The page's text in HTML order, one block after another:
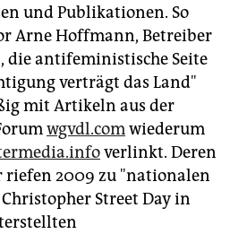
und Publikationen. So
Arne Hoffmann, Betreiber
die antifeministische Seite
verträgt das Land"
mit Artikeln aus der
wgvdl.comwiederum
verlinkt. Deren
riefen 2009 zu "nationalen
Street Day in